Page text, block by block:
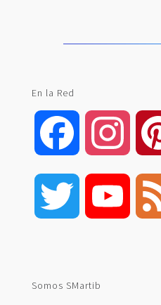
En la Red
Facebook
Twitter
Somos SMartib